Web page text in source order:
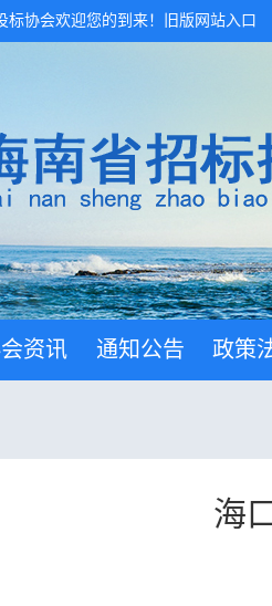
标协会欢迎您的到来！ 旧版网站入口
资讯 通知公告 政策
海